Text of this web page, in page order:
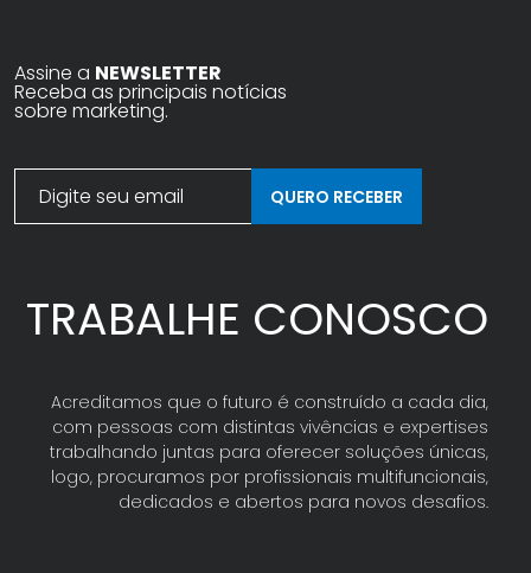
Assine a NEWSLETTER
Receba as principais notícias
sobre marketing.
QUERO RECEBER
TRABALHE CONOSCO
Acreditamos que o futuro é construído a cada dia,
com pessoas com distintas vivências e expertises
trabalhando juntas para oferecer soluções únicas,
logo, procuramos por profissionais multifuncionais,
dedicados e abertos para novos desafios.